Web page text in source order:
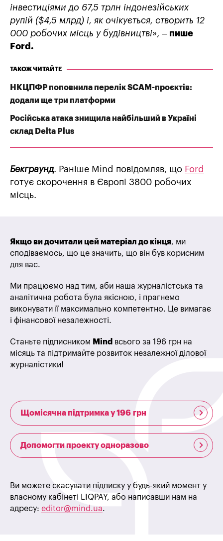
інвестиціями до 67,5 трлн індонезійських
рупій ($4,5 млрд) і, як очікується, створить 12
000 робочих місць у будівництві», – пише
Ford.
ТАКОЖ ЧИТАЙТЕ
НКЦПФР поповнила перелік SCAM-проєктів:
додали ще три платформи
Російська атака знищила найбільший в Україні
склад Delta Plus
Бекграунд. Раніше Mind повідомляв, що Ford
готує скорочення в Європі 3800 робочих
місць.
Якщо ви дочитали цей матеріал до кінця, ми
сподіваємось, що це значить, що він був корисним
для вас.
Ми працюємо над тим, аби наша журналістська та
аналітична робота була якісною, і прагнемо
виконувати її максимально компетентно. Це вимагає
і фінансової незалежності.
Станьте підписником Mind всього за 196 грн на
місяць та підтримайте розвиток незалежної ділової
журналістики!
Щомісячна підтримка у 196 грн
Допомогти проекту одноразово
Ви можете скасувати підписку у будь-який момент у
власному кабінеті LIQPAY, або написавши нам на
адресу: editor@mind.ua.